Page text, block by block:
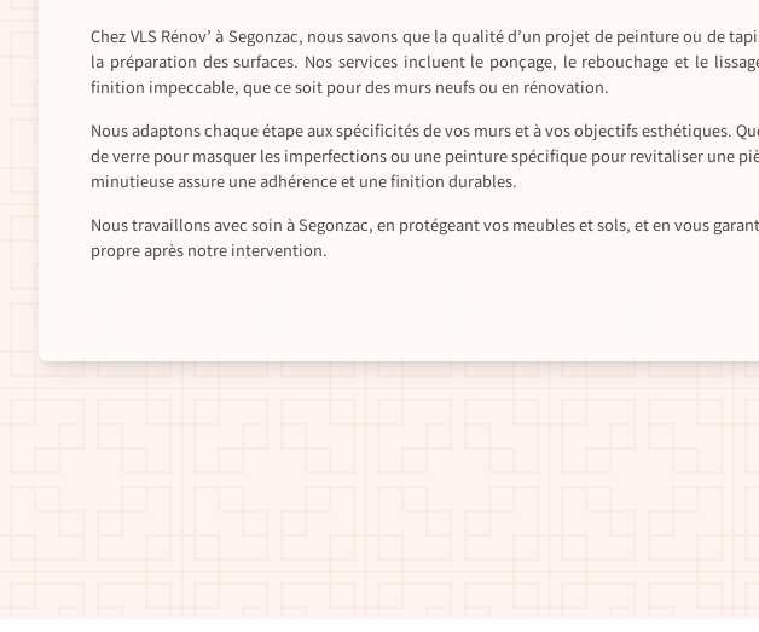
Chez VLS Rénov’ à Segonzac, nous savons que la qualité d’un projet de peinture ou de
la préparation des surfaces. Nos services incluent le ponçage, le rebouchage et le
finition impeccable, que ce soit pour des murs neufs ou en rénovation.
Nous adaptons chaque étape aux spécificités de vos murs et à vos objectifs esthétiques.
de verre pour masquer les imperfections ou une peinture spécifique pour revitaliser une
minutieuse assure une adhérence et une finition durables.
Nous travaillons avec soin à Segonzac, en protégeant vos meubles et sols, et en vous
propre après notre intervention.